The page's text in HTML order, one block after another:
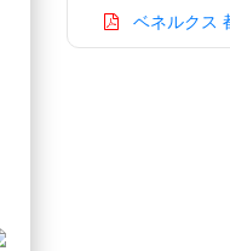
ベネルクス